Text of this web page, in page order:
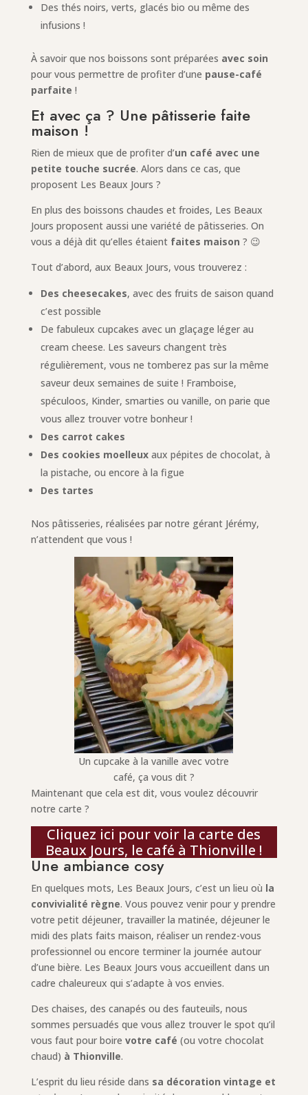
Des thés noirs, verts, glacés bio ou même des
infusions !
À savoir que nos boissons sont préparées avec soin
pour vous permettre de profiter d’une pause-café
parfaite !
Et avec ça ? Une pâtisserie faite
maison !
Rien de mieux que de profiter d’un café avec une
petite touche sucrée. Alors dans ce cas, que
proposent Les Beaux Jours ?
En plus des boissons chaudes et froides, Les Beaux
Jours proposent aussi une variété de pâtisseries. On
vous a déjà dit qu’elles étaient faites maison ? 😉
Tout d’abord, aux Beaux Jours, vous trouverez :
Des cheesecakes, avec des fruits de saison quand
c’est possible
De fabuleux cupcakes avec un glaçage léger au
cream cheese. Les saveurs changent très
régulièrement, vous ne tomberez pas sur la même
saveur deux semaines de suite ! Framboise,
spéculoos, Kinder, smarties ou vanille, on parie que
vous allez trouver votre bonheur !
Des carrot cakes
Des cookies moelleuxaux pépites de chocolat, à
la pistache, ou encore à la figue
Des tartes
Nos pâtisseries, réalisées par notre gérant Jérémy,
n’attendent que vous !
Un cupcake à la vanille avec votre
café, ça vous dit ?
Maintenant que cela est dit, vous voulez découvrir
notre carte ?
Cliquez ici pour voir la carte des
Beaux Jours, le café à Thionville !
Une ambiance cosy
En quelques mots, Les Beaux Jours, c’est un lieu où la
convivialité règne. Vous pouvez venir pour y prendre
votre petit déjeuner, travailler la matinée, déjeuner le
midi des plats faits maison, réaliser un rendez-vous
professionnel ou encore terminer la journée autour
d’une bière. Les Beaux Jours vous accueillent dans un
cadre chaleureux qui s’adapte à vos envies.
Des chaises, des canapés ou des fauteuils, nous
sommes persuadés que vous allez trouver le spot qu’il
vous faut pour boire votre café (ou votre chocolat
chaud) à Thionville.
L’esprit du lieu réside dans sa décoration vintage et